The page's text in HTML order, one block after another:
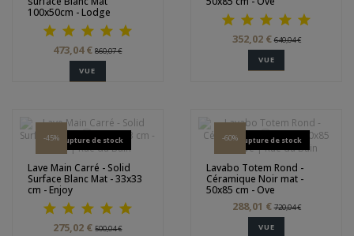
100x50cm - Lodge
473,04 €860,07 €
VUE
352,02 €640,04 €
VUE
-45%Rupture de stock
Lave Main Carré - Solid
Surface Blanc Mat - 33x33
cm - Enjoy
275,02 €500,04 €
-60%Rupture de stock
Lavabo Totem Rond -
Céramique Noir mat -
50x85 cm - Ove
288,01 €720,04 €
VUE